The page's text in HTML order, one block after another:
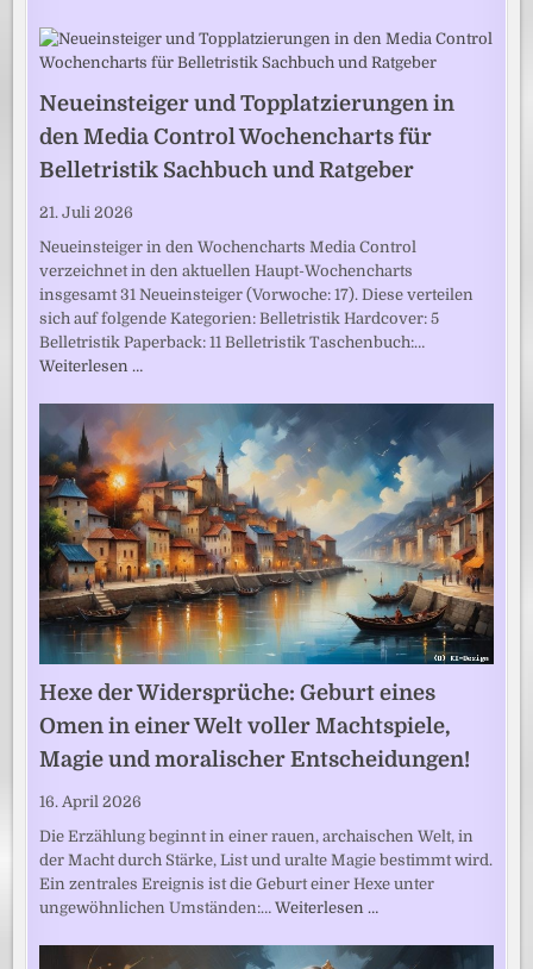
Neueinsteiger und Topplatzierungen in
den Media Control Wochencharts für
Belletristik Sachbuch und Ratgeber
21. Juli 2026
Neueinsteiger in den Wochencharts Media Control
verzeichnet in den aktuellen Haupt-Wochencharts
insgesamt 31 Neueinsteiger (Vorwoche: 17). Diese verteilen
sich auf folgende Kategorien: Belletristik Hardcover: 5
Belletristik Paperback: 11 Belletristik Taschenbuch:…
Weiterlesen …
Hexe der Widersprüche: Geburt eines
Omen in einer Welt voller Machtspiele,
Magie und moralischer Entscheidungen!
16. April 2026
Die Erzählung beginnt in einer rauen, archaischen Welt, in
der Macht durch Stärke, List und uralte Magie bestimmt wird.
Ein zentrales Ereignis ist die Geburt einer Hexe unter
ungewöhnlichen Umständen:…Weiterlesen …